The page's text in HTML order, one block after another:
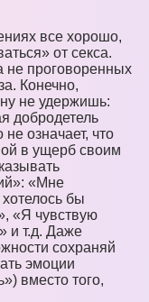
все хорошо,
от секса.
не проговоренных
Конечно,
не удержишь:
добродетель
означает, что
в ущерб своим
«Мне
бы
«Я чувствую
и т.д. Даже
сохраняй
эмоции
вместо того,